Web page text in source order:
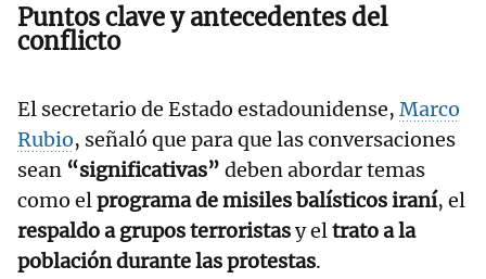
Puntos clave y antecedentes del
conflicto
El secretario de Estado estadounidense, Marco
Rubio, señaló que para que las conversaciones
sean “significativas” deben abordar temas
como elprograma de misiles balísticos iraní, el
respaldo a grupos terroristasy eltrato a la
población durante las protestas.